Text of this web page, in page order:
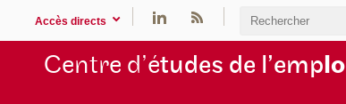
Accès directs
Centre d’études de l’emp